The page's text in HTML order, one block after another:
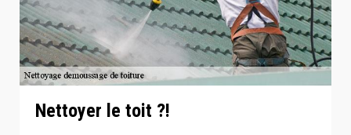
Nettoyer le toit ?!